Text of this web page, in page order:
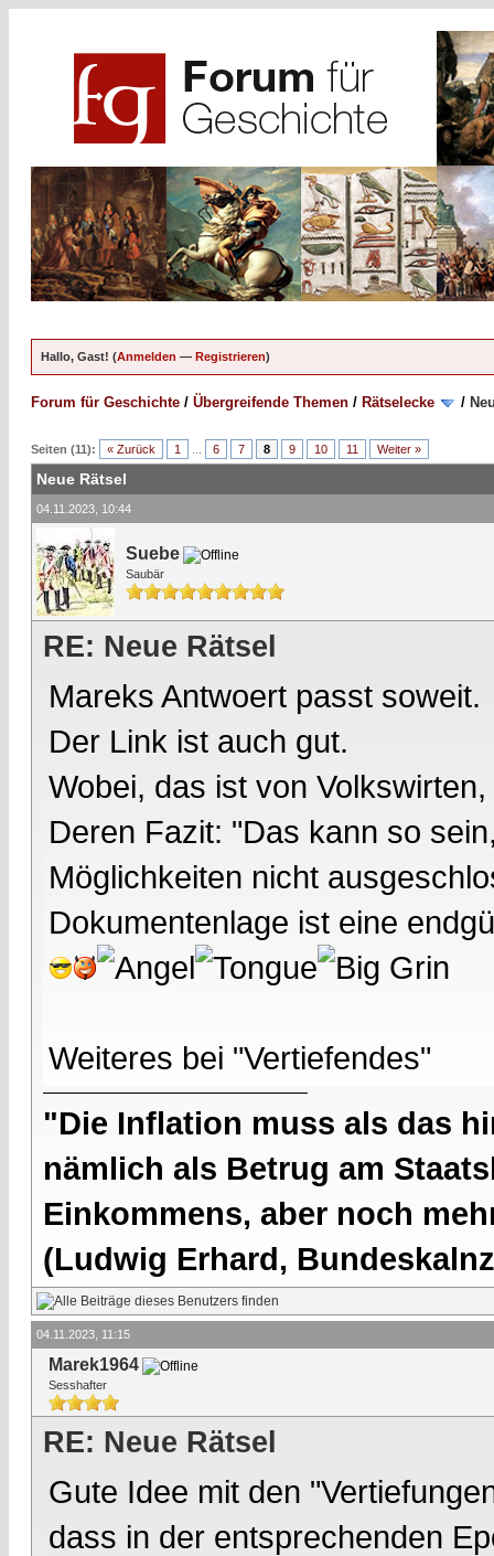
Hallo, Gast! (Anmelden — Registrieren)
Forum für Geschichte / Übergreifende Themen / Rätselecke /
Seiten (11): « Zurück 1 6 7 8 9 10 11 Weiter »
Neue Rätsel
04.11.2023, 10:44
Suebe
Saubär
RE: Neue Rätsel
Mareks Antwoert passt soweit.
Der Link ist auch gut.
Wobei, das ist von
Deren Fazit: "Das kann so
Möglichkeiten nicht
Dokumentenlage ist eine
Weiteres bei "Vertiefendes"
"Die Inflation muss als das
nämlich als Betrug am
Einkommens, aber noch
(Ludwig Erhard,
04.11.2023, 11:15
Marek1964
Sesshafter
RE: Neue Rätsel
Gute Idee mit den
dass in der entsprechenden